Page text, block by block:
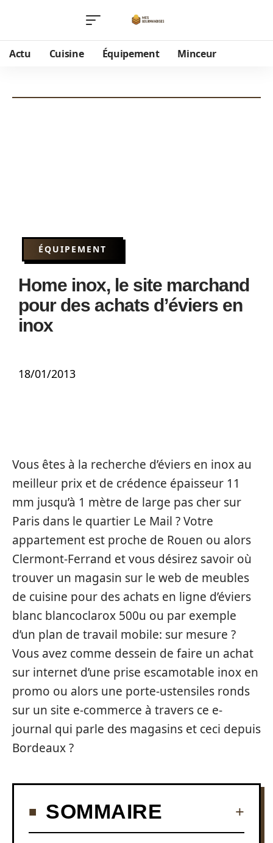
Actu Cuisine Équipement Minceur
ÉQUIPEMENT
Home inox, le site marchand
pour des achats d’éviers en
inox
18/01/2013
Vous êtes à la recherche d’éviers en inox au
meilleur prix et de crédence épaisseur 11
mm jusqu’à 1 mètre de large pas cher sur
Paris dans le quartier Le Mail ? Votre
appartement est proche de Rouen ou alors
Clermont-Ferrand et vous désirez savoir où
trouver un magasin sur le web de meubles
de cuisine pour des achats en ligne d’éviers
blanc blancoclarox 500u ou par exemple
d’un plan de travail mobile: sur mesure ?
Vous avez comme dessein de faire un achat
sur internet d’une prise escamotable inox en
promo ou alors une porte-ustensiles ronds
sur un site e-commerce à travers ce e-
journal qui parle des magasins et ceci depuis
Bordeaux ?
SOMMAIRE